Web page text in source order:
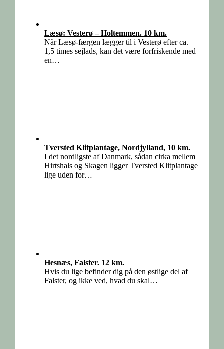
Læsø: Vesterø – Holtemmen. 10 km.
Når Læsø-færgen lægger til i Vesterø efter ca.
1,5 times sejlads, kan det være forfriskende med
en…
Tversted Klitplantage, Nordjylland, 10 km.
I det nordligste af Danmark, sådan cirka mellem
Hirtshals og Skagen ligger Tversted Klitplantage
lige uden for…
Hesnæs, Falster. 12 km.
Hvis du lige befinder dig på den østlige del af
Falster, og ikke ved, hvad du skal…